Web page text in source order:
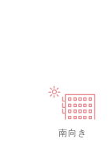
南向き